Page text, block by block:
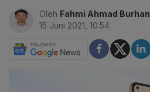
Oleh Fahmi Ahmad Burhan
15 Juni 2021, 10:54